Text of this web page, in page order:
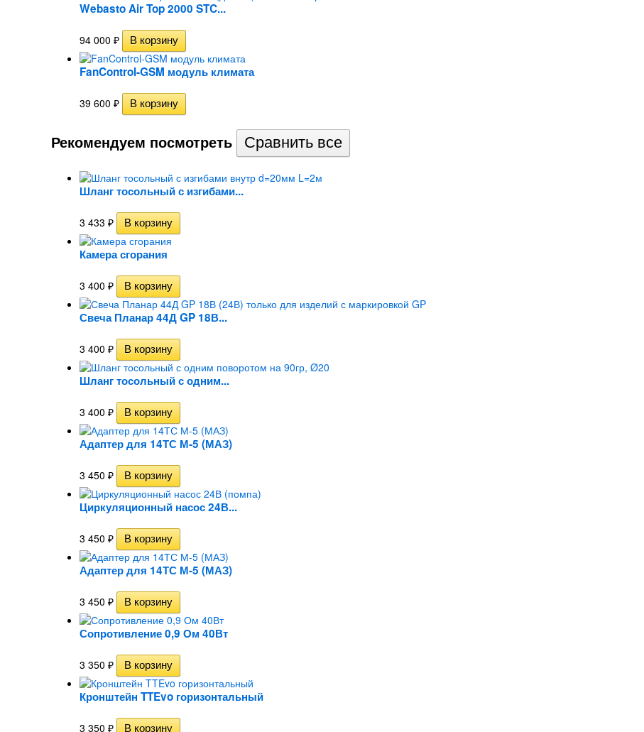
Webasto Air Top 2000 STC...
94 000 ₽
FanControl-GSM модуль климата
39 600 ₽
Рекомендуем посмотреть
Шланг тосольный с изгибами...
3 433 ₽
Камера сгорания
3 400 ₽
Свеча Планар 44Д GP 18В...
3 400 ₽
Шланг тосольный с одним...
3 400 ₽
Адаптер для 14ТС М-5 (МАЗ)
3 450 ₽
Циркуляционный насос 24В...
3 450 ₽
Адаптер для 14ТС М-5 (МАЗ)
3 450 ₽
Сопротивление 0,9 Ом 40Вт
3 350 ₽
Кронштейн TTEvo горизонтальный
3 350 ₽